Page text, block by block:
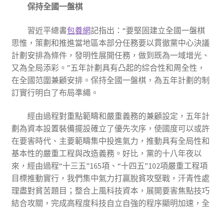
保持全國一盤棋
習近平總書包養網記指出：“要堅固建立全國一盤棋
思惟，策劃和推進當地區本部分任務要以貫徹黨中心決議
計劃安排為條件，發明性展開任務，做到既為一域增光、
又為全局添彩。”五年計劃具有凸起的綜合性和周全性，
在全國范圍兼顧安排。保持全國一盤棋，為五年計劃的制
訂實行明白了布局準繩。
經由過程對重點範疇和嚴重義務的兼顧設定，五年計
劃為資本設置裝備擺設確立了優先次序，使國度可以或許
在要害時代、主要範疇集中投進氣力，推動具有全局性和
基本性的嚴重工程與改造義務。好比，黨的十八年夜以
來，經由過程“十三五”165項、“十四五”102項嚴重工程項
目標推動實行，我們集中氣力打贏脫貧攻堅戰，汗青性處
理盡對貧苦題目；整合上風科技資本，展開要害焦點技巧
結合攻關，完成高程度科技自立自強的程序顯明加速，全